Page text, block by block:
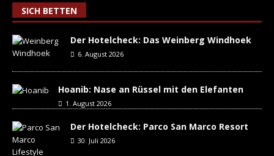
SICH BETTEN
Der Hotelcheck: Das Weinberg Windhoek
6. August 2026
Hoanib: Nase an Rüssel mit den Elefanten
1. August 2026
Der Hotelcheck: Parco San Marco Resort
30. Juli 2026